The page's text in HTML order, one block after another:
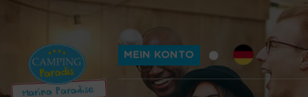
MEIN KONTO